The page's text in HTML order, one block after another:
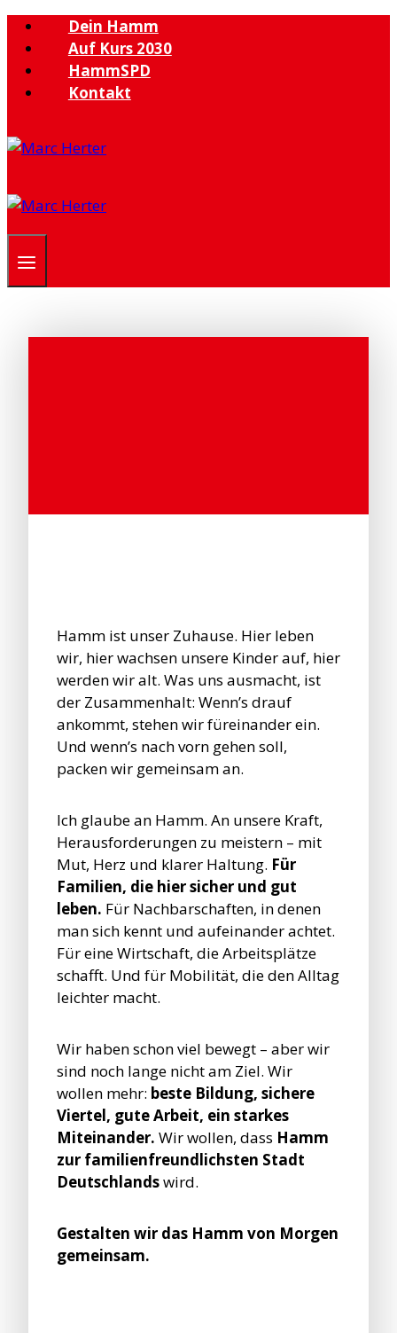
Zum
Inhalt
springen
Dein Hamm
Auf Kurs 2030
HammSPD
Kontakt
Hamm ist unser Zuhause. Hier leben
wir, hier wachsen unsere Kinder auf, hier
werden wir alt. Was uns ausmacht, ist
der Zusammenhalt: Wenn’s drauf
ankommt, stehen wir füreinander ein.
Und wenn’s nach vorn gehen soll,
packen wir gemeinsam an.
Ich glaube an Hamm. An unsere Kraft,
Herausforderungen zu meistern – mit
Mut, Herz und klarer Haltung. Für
Familien, die hier sicher und gut
leben. Für Nachbarschaften, in denen
man sich kennt und aufeinander achtet.
Für eine Wirtschaft, die Arbeitsplätze
schafft. Und für Mobilität, die den Alltag
leichter macht.
Wir haben schon viel bewegt – aber wir
sind noch lange nicht am Ziel. Wir
wollen mehr: beste Bildung, sichere
Viertel, gute Arbeit, ein starkes
Miteinander. Wir wollen, dass Hamm
zur familienfreundlichsten Stadt
Deutschlandswird.
Gestalten wir das Hamm von Morgen
gemeinsam.